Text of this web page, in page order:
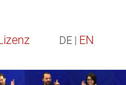
DE | EN